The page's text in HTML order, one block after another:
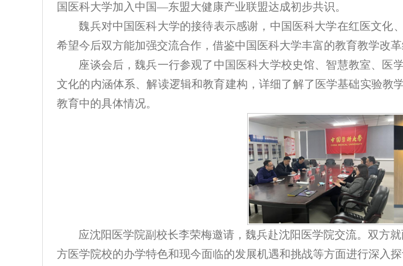
国医科大学加入中国—东盟大健康产业联盟达成初步共识。
魏兵对中国医科大学的接待表示感谢，中国医科大学在红医文化
希望今后双方能加强交流合作，借鉴中国医科大学丰富的教育教学改
座谈会后，魏兵一行参观了中国医科大学校史馆、智慧教室、
文化的内涵体系、解读逻辑和教育建构，详细了解了医学基础实验
教育中的具体情况。
应沈阳医学院副校长李荣梅邀请，魏兵赴沈阳医学院交流。双方
方医学院校的办学特色和现今面临的发展机遇和挑战等方面进行深入